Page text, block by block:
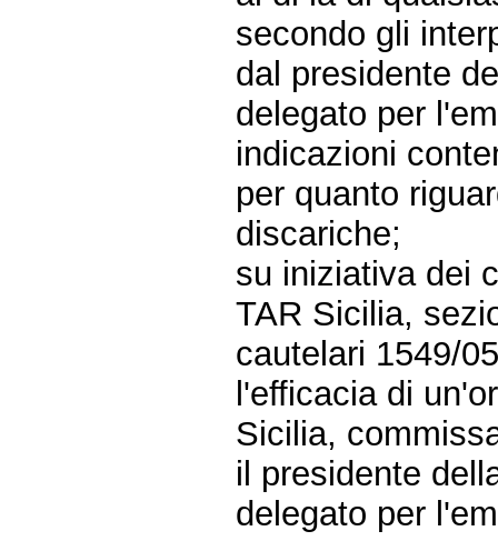
secondo gli
dal presidente
delegato per
indicazioni
per quanto
discariche;
su iniziativa dei
TAR Sicilia,
cautelari 1549/
l'efficacia di
Sicilia,
il presidente
delegato per